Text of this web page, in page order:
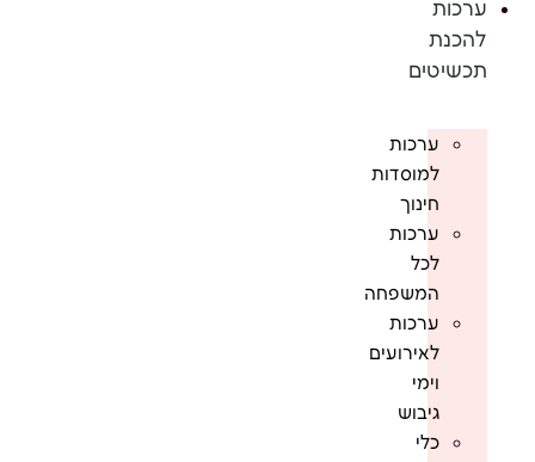
ערכות
להכנת
תכשיטים
ערכות
למוסדות
חינוך
ערכות
לכל
המשפחה
ערכות
לאירועים
וימי
גיבוש
כלי